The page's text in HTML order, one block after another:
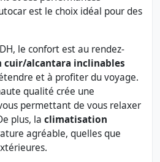
est le choix idéal pour des
le confort est au rendez-
cuir/alcantara inclinables
et à profiter du voyage.
qualité crée une
permettant de vous relaxer
plus, la climatisation
agréable, quelles que